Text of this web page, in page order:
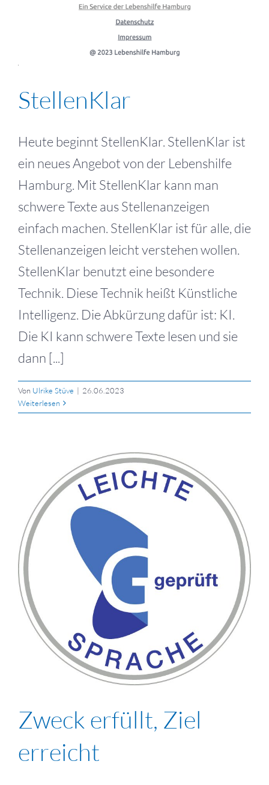
StellenKlar
Heute beginnt StellenKlar. StellenKlar ist
ein neues Angebot von der Lebenshilfe
Hamburg. Mit StellenKlar kann man
schwere Texte aus Stellenanzeigen
einfach machen. StellenKlar ist für alle, die
Stellenanzeigen leicht verstehen wollen.
StellenKlar benutzt eine besondere
Technik. Diese Technik heißt Künstliche
Intelligenz. Die Abkürzung dafür ist: KI.
Die KI kann schwere Texte lesen und sie
dann [...]
Von Ulrike Stüve | 26.06.2023
Weiterlesen
Zweck erfüllt, Ziel
erreicht